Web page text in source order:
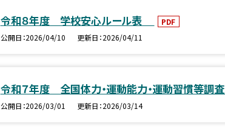
令和８年度 学校安心ルール表
PDF
公開日 2026/04/10 更新日 2026/04/11
令和７年度 全国体力・運動能力・運動習慣等調査
公開日 2026/03/01 更新日 2026/03/14